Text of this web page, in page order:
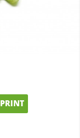
PRINT